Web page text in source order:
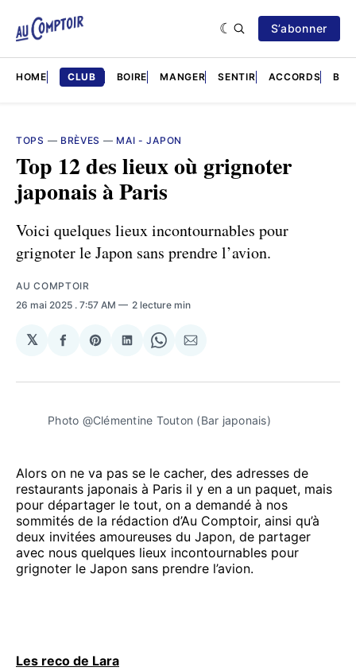
S’abonner
HOME CLUB BOIRE MANGER SENTIR ACCORDS
TOPS — BRÈVES — MAI - JAPON
Top 12 des lieux où grignoter
japonais à Paris
Voici quelques lieux incontournables pour
grignoter le Japon sans prendre l’avion.
AU COMPTOIR
26 mai 2025 . 7:57 AM 2 lecture min
𝕏
Partager
Facebook
Share
Pinterest
Partager
LinkedIn
Share
WhatsApp
Partager
Courriel
Photo @Clémentine Touton (Bar japonais)
Alors on ne va pas se le cacher, des adresses de
restaurants japonais à Paris il y en a un paquet, mais
pour départager le tout, on a demandé à nos
sommités de la rédaction d’Au Comptoir, ainsi qu’à
deux invitées amoureuses du Japon, de partager
avec nous quelques lieux incontournables pour
grignoter le Japon sans prendre l’avion.
Les reco de Lara